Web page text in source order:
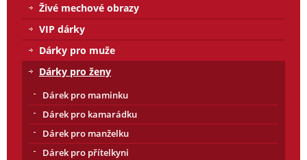
Živé mechové obrazy
VIP dárky
Dárky pro muže
Dárky pro ženy
Dárek pro maminku
Dárek pro kamarádku
Dárek pro manželku
Dárek pro přítelkyni